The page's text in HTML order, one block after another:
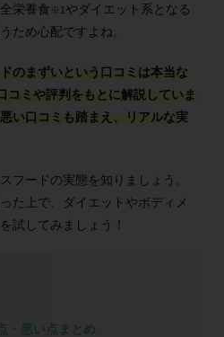
栄養食 ※1 やダイエット系となる
ため心配ですよね。
のまずいという口コミは本当な
コミや評判をもとに解説していま
い口コミも踏まえ、リアルな実
フードの実態を知りましょう。
た上で、ダイエットやボディメ
試してみましょう！
・悪い点まとめ